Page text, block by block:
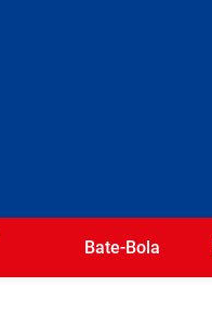
Bate-Bola